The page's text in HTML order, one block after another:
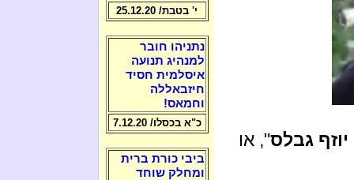
יוזף גבלס", או
י' בטבת/ 25.12.20
נתניהו חובר
למנהיג תנועה
איסלמית חסיד
חיזבאללה
וחמאס!
כ"א בכסלו/ 7.12.20
ביבי כורת ברית
ומחלק שוחד